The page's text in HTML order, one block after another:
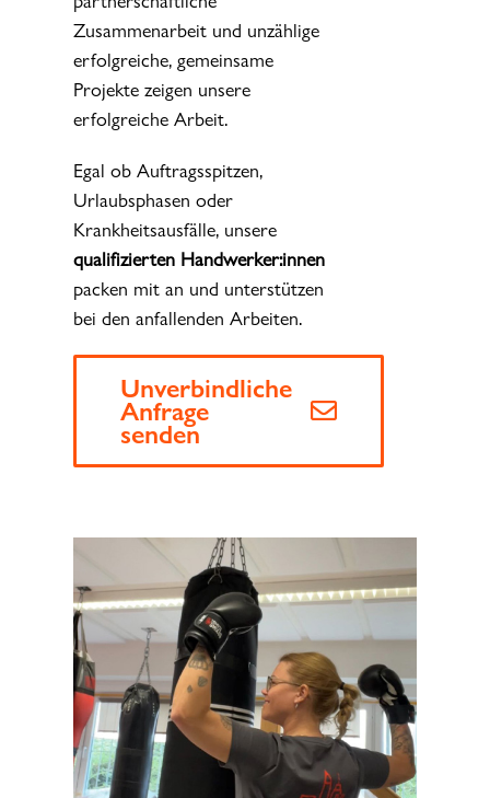
Zusammenarbeit und unzählige
erfolgreiche, gemeinsame
Projekte zeigen unsere
erfolgreiche Arbeit.
Egal ob Auftragsspitzen,
Urlaubsphasen oder
Krankheitsausfälle, unsere
qualifizierten Handwerker:innen
packen mit an und unterstützen
bei den anfallenden Arbeiten.
Unverbindliche
Anfrage
senden